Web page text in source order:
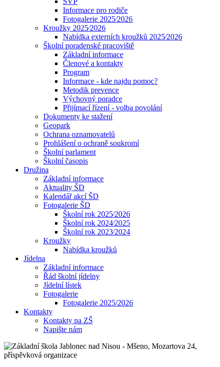
Informace pro rodiče
Fotogalerie 2025⁄2026
Kroužky 2025⁄2026
Nabídka externích kroužků 2025⁄2026
Školní poradenské pracoviště
Základní informace
Členové a kontakty
Program
Informace - kde najdu pomoc?
Metodik prevence
Výchovný poradce
Přijímací řízení - volba povolání
Dokumenty ke stažení
Geopark
Ochrana oznamovatelů
Prohlášení o ochraně soukromí
Školní parlament
Školní časopis
Družina
Základní informace
Aktuality ŠD
Kalendář akcí ŠD
Fotogalerie ŠD
Školní rok 2025⁄2026
Školní rok 2024⁄2025
Školní rok 2023⁄2024
Kroužky
Nabídka kroužků
Jídelna
Základní informace
Řád školní jídelny
Jídelní lístek
Fotogalerie
Fotogalerie 2025/2026
Kontakty
Kontakty na ZŠ
Napište nám